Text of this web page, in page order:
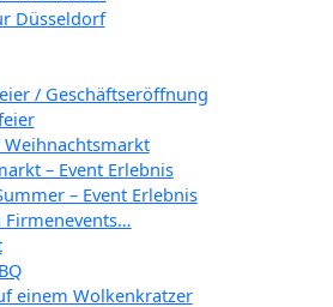
Düsseldorf
/ Geschäftseröffnung
– Event Erlebnis
– Event Erlebnis
Firmenevents…
einem Wolkenkratzer